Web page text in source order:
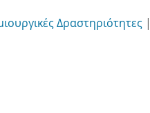
Δραστηριότητες |